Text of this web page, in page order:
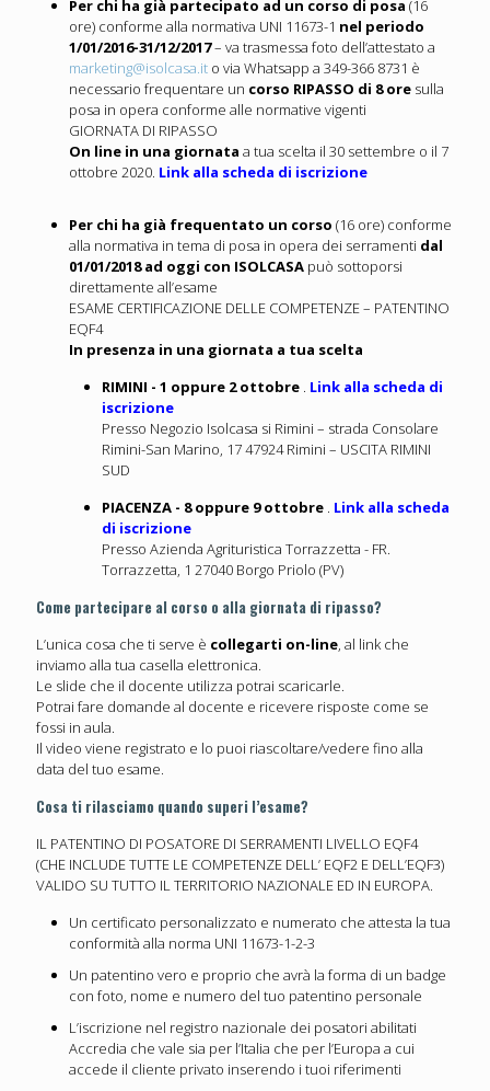
Per chi ha già partecipato ad un corso di posa (16
ore) conforme alla normativa UNI 11673-1 nel periodo
1/01/2016-31/12/2017– va trasmessa foto dell’attestato a
marketing@isolcasa.it o via Whatsapp a 349-366 8731 è
necessario frequentare un corso RIPASSO di 8 ore sulla
posa in opera conforme alle normative vigenti
GIORNATA DI RIPASSO
On line in una giornata a tua scelta il 30 settembre o il 7
ottobre 2020. Link alla scheda di iscrizione
Per chi ha già frequentato un corso (16 ore) conforme
alla normativa in tema di posa in opera dei serramenti dal
01/01/2018 ad oggi con ISOLCASA può sottoporsi
direttamente all’esame
ESAME CERTIFICAZIONE DELLE COMPETENZE – PATENTINO
EQF4
In presenza in una giornata a tua scelta
RIMINI - 1 oppure 2 ottobre . Link alla scheda di
iscrizione
Presso Negozio Isolcasa si Rimini – strada Consolare
Rimini-San Marino, 17 47924 Rimini – USCITA RIMINI
SUD
PIACENZA - 8 oppure 9 ottobre . Link alla scheda
di iscrizione
Presso Azienda Agrituristica Torrazzetta - FR.
Torrazzetta, 1 27040 Borgo Priolo (PV)
Come partecipare al corso o alla giornata di ripasso?
L’unica cosa che ti serve è collegarti on-line, al link che
inviamo alla tua casella elettronica.
Le slide che il docente utilizza potrai scaricarle.
Potrai fare domande al docente e ricevere risposte come se
fossi in aula.
Il video viene registrato e lo puoi riascoltare/vedere fino alla
data del tuo esame.
Cosa ti rilasciamo quando superi l’esame?
IL PATENTINO DI POSATORE DI SERRAMENTI LIVELLO EQF4
(CHE INCLUDE TUTTE LE COMPETENZE DELL’ EQF2 E DELL’EQF3)
VALIDO SU TUTTO IL TERRITORIO NAZIONALE ED IN EUROPA.
Un certificato personalizzato e numerato che attesta la tua
conformità alla norma UNI 11673-1-2-3
Un patentino vero e proprio che avrà la forma di un badge
con foto, nome e numero del tuo patentino personale
L’iscrizione nel registro nazionale dei posatori abilitati
Accredia che vale sia per l’Italia che per l’Europa a cui
accede il cliente privato inserendo i tuoi riferimenti